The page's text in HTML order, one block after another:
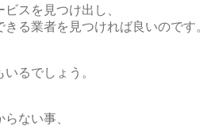
スを見つけ出し、
る業者を見つければ良いのです。
るでしょう。
ない事、